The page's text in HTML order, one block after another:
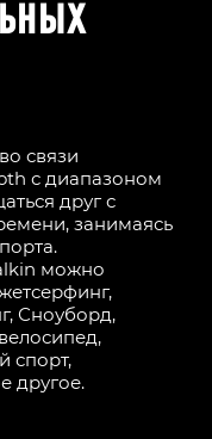
связи
с диапазоном
друг с
занимаясь
можно
Сноуборд,
спорт,
другое.